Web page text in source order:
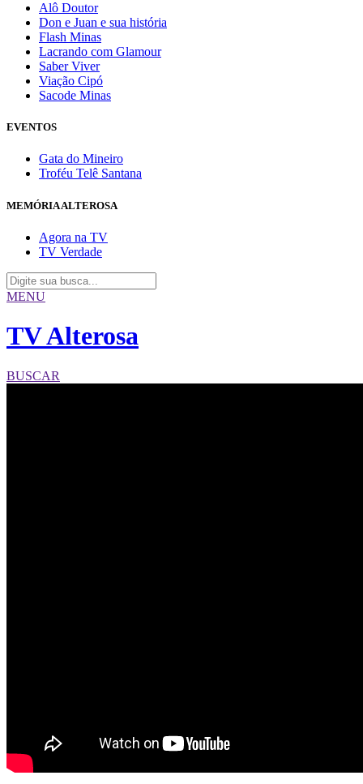
Alô Doutor
Don e Juan e sua história
Flash Minas
Lacrando com Glamour
Saber Viver
Viação Cipó
Sacode Minas
EVENTOS
Gata do Mineiro
Troféu Telê Santana
MEMÓRIA ALTEROSA
Agora na TV
TV Verdade
MENU
TV Alterosa
BUSCAR